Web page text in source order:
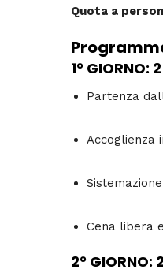
Quota a
1° GIORNO:
Partenza
Accoglienza
Cena libera
2° GIORNO: